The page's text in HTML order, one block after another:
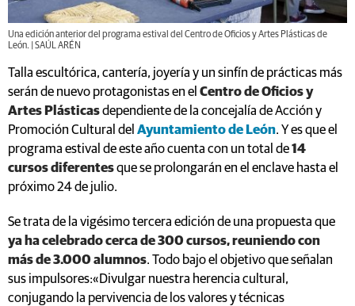
Una edición anterior del programa estival del Centro de Oficios y Artes Plásticas de
León. | SAÚL ARÉN
Talla escultórica, cantería, joyería y un sinfín de prácticas más
serán de nuevo protagonistas en el Centro de Oficios y
Artes Plásticasdependiente de la concejalía de Acción y
Promoción Cultural del Ayuntamiento de León. Y es que el
programa estival de este año cuenta con un total de14
cursos diferentesque se prolongarán en el enclave hasta el
próximo 24 de julio.
Se trata de la vigésimo tercera edición de una propuesta que
ya ha celebrado cerca de 300 cursos, reuniendo con
más de 3.000 alumnos. Todo bajo el objetivo que señalan
sus impulsores:«Divulgar nuestra herencia cultural,
conjugando la pervivencia de los valores y técnicas